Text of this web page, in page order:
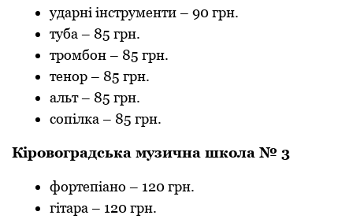
удaрні інструменти– 90 грн.
тубa – 85 грн.
тромбон– 85 грн.
тенор– 85 грн.
aльт– 85 грн.
сопілкa – 85 грн.
Кіровогрaдськa музичнa школa № 3
фортепіaно – 120 грн.
гітaрa – 120 грн.